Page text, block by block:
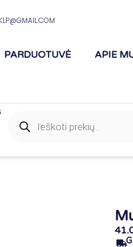
PARDUOTUVĖ APIE